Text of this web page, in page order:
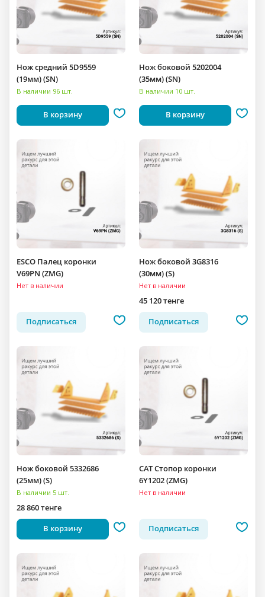
Нож средний 5D9559
(19мм) (SN)
В наличии 96 шт.
В корзину
Нож боковой 5202004
(35мм) (SN)
В наличии 10 шт.
В корзину
ESCO Палец коронки
V69PN (ZMG)
Нет в наличии
Подписаться
Нож боковой 3G8316
(30мм) (S)
Нет в наличии
45 120 тенге
Подписаться
Нож боковой 5332686
(25мм) (S)
В наличии 5 шт.
28 860 тенге
В корзину
CAT Стопор коронки
6Y1202 (ZMG)
Нет в наличии
Подписаться